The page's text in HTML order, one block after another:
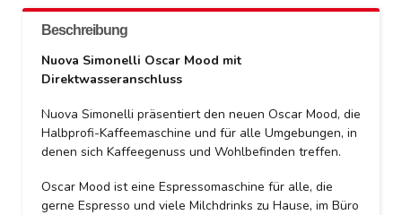
Beschreibung
Nuova Simonelli Oscar Mood mit
Direktwasseranschluss
Nuova Simonelli präsentiert den neuen Oscar Mood, die
Halbprofi-Kaffeemaschine und für alle Umgebungen, in
denen sich Kaffeegenuss und Wohlbefinden treffen.
Oscar Mood ist eine Espressomaschine für alle, die
gerne Espresso und viele Milchdrinks zu Hause, im Büro